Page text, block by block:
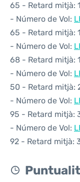
65 - Retard mitjà:
- Número de Vol:
65 - Retard mitjà:
- Número de Vol:
68 - Retard mitjà:
- Número de Vol:
50 - Retard mitjà:
- Número de Vol:
95 - Retard mitjà:
- Número de Vol:
92 - Retard mitjà: